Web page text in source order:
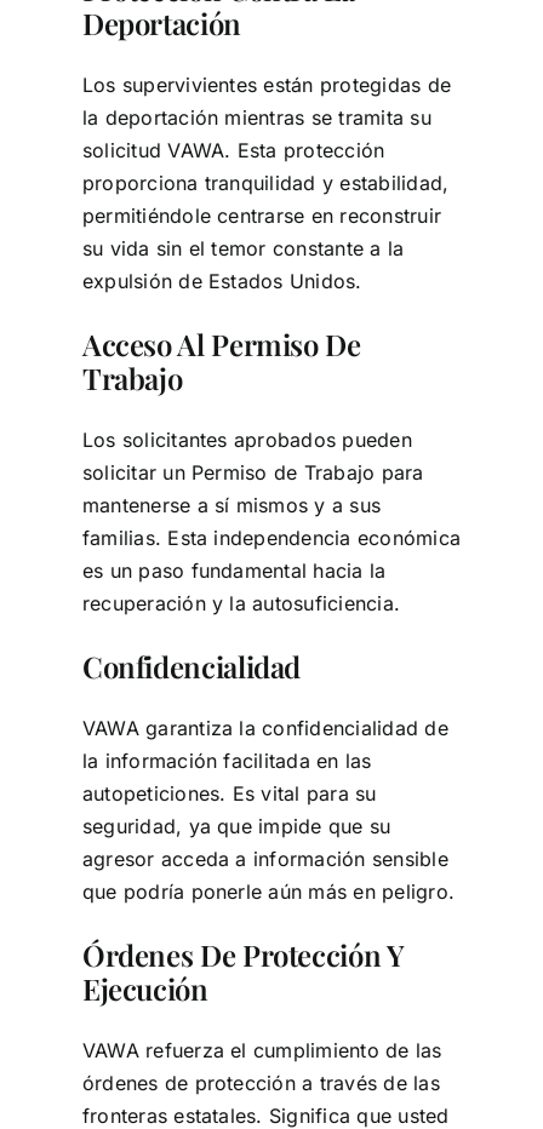
Deportación
Los supervivientes están protegidas de
la deportación mientras se tramita su
solicitud VAWA. Esta protección
proporciona tranquilidad y estabilidad,
permitiéndole centrarse en reconstruir
su vida sin el temor constante a la
expulsión de Estados Unidos.
Acceso Al Permiso De
Trabajo
Los solicitantes aprobados pueden
solicitar un Permiso de Trabajo para
mantenerse a sí mismos y a sus
familias. Esta independencia económica
es un paso fundamental hacia la
recuperación y la autosuficiencia.
Confidencialidad
VAWA garantiza la confidencialidad de
la información facilitada en las
autopeticiones. Es vital para su
seguridad, ya que impide que su
agresor acceda a información sensible
que podría ponerle aún más en peligro.
Órdenes De Protección Y
Ejecución
VAWA refuerza el cumplimiento de las
órdenes de protección a través de las
fronteras estatales. Significa que usted